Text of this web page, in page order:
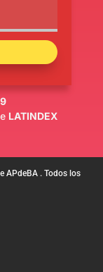
LATINDEX
APdeBA . Todos los